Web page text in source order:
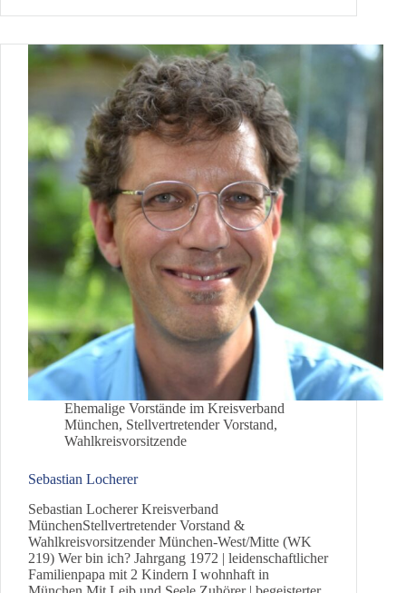
Ehemalige Vorstände im Kreisverband
München, Stellvertretender Vorstand,
Wahlkreisvorsitzende
Sebastian Locherer
Sebastian Locherer Kreisverband
MünchenStellvertretender Vorstand &
Wahlkreisvorsitzender München-West/Mitte (WK
219) Wer bin ich? Jahrgang 1972 | leidenschaftlicher
Familienpapa mit 2 Kindern I wohnhaft in